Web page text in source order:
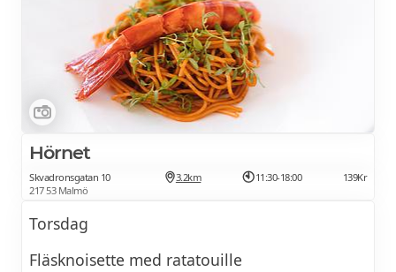
Hörnet
Skvadronsgatan 10
217 53 Malmö
3.2km 11:30-18:00 139Kr
Torsdag
Fläsknoisette med ratatouille